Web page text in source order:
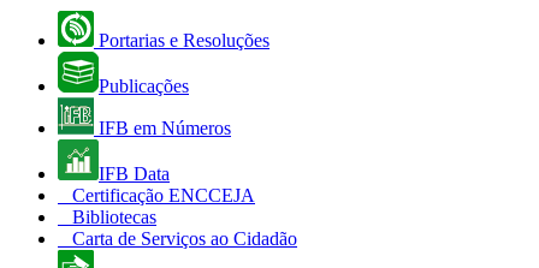
Portarias e Resoluções
Publicações
IFB em Números
IFB Data
Certificação ENCCEJA
Bibliotecas
Carta de Serviços ao Cidadão